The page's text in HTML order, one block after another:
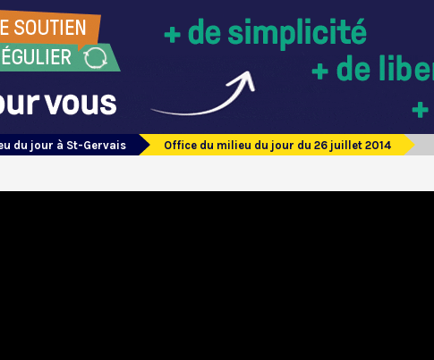
du jour à St-Gervais Office du milieu du jour du 26 juillet 2014